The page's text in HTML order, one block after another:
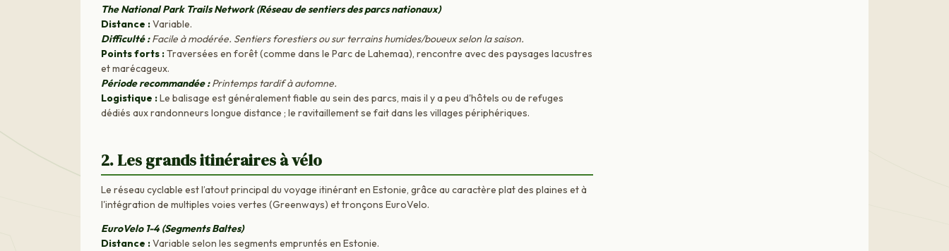
The National Park Trails Network (Réseau de sentiers des parcs nationaux)
Distance :Variable.
Difficulté :Facile à modérée. Sentiers forestiers ou sur terrains humides/boueux selon la saison.
Points forts :Traversées en forêt (comme dans le Parc de Lahemaa), rencontre avec des paysages lacustres
et marécageux.
Période recommandée :Printemps tardif à automne.
Logistique :Le balisage est généralement fiable au sein des parcs, mais il y a peu d'hôtels ou de refuges
dédiés aux randonneurs longue distance ; le ravitaillement se fait dans les villages périphériques.
2. Les grands itinéraires à vélo
Le réseau cyclable est l’atout principal du voyage itinérant en Estonie, grâce au caractère plat des plaines et à
l'intégration de multiples voies vertes (Greenways) et tronçons EuroVelo.
EuroVelo 1-4 (Segments Baltes)
Distance :Variable selon les segments empruntés en Estonie.